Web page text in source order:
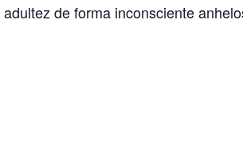
de forma inconsciente